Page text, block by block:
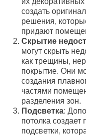
создать
решения,
придают
Скрытие
могут скрыть
как трещины,
покрытие. Они
создания
частями
разделения зон.
Подсветка:
потолка создает
подсветки,